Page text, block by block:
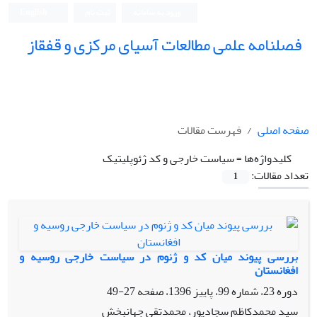
فصلنامه علمی مطالعات آسیای مرکزی و قفقاز
صفحه اصلی
فهرست مقالات
کلیدواژه‌ها =سیاست خارجی و کد ژئوپلیتیک
تعداد مقالات:
1
بررسی پیوند میان کد و ژنوم در سیاست خارجی روسیه و
افغانستان
دوره 23، شماره 99، پاییز 1396، صفحه
27-49
سید محمدکاظم سجادپور، محمدتقی جهانبخش